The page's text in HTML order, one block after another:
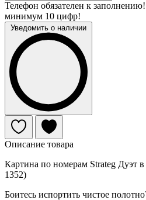
Телефон обязателен к
минимум 10 цифр!
Уведомить о наличии
Описание товара
Картина по номерам Strateg Дуэт
1352)
Боитесь испортить чистое